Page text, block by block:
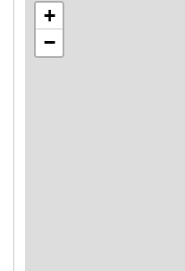
+
−